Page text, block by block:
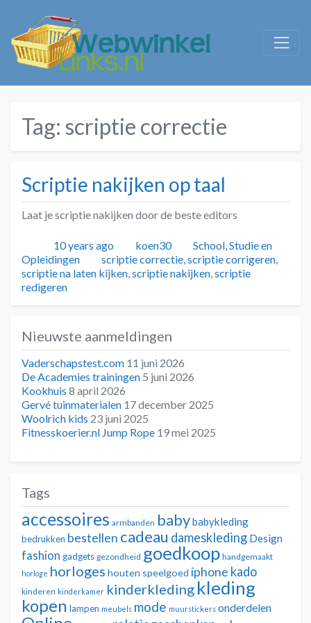
Tag: scriptie correctie
Scriptie nakijken op taal
Laat je scriptie nakijken door de beste editors
Geplaatst
10 years ago Auteur
koen30 Categorieën
School, Studie en
Opleidingen
Tags
scriptie correctie scriptie corrigeren
scriptie na laten kijken scriptie nakijken scriptie
redigeren
Nieuwste aanmeldingen
Vaderschapstest.com 11 juni 2026
De Academies trainingen 5 juni 2026
Kookhuis 8 april 2026
Gervé tuinmaterialen 17 december 2025
Woolrich kids 23 juni 2025
Fitnesskoerier.nl Jump Rope 19 mei 2025
Tags
accessoires armbanden babybabykleding
bedrukken bestellen cadeau dameskleding Design
fashion gadgets gezondheid goedkoop handgemaakt
horloge horloges houten speelgoed iphone kado
kinderen kinderkamer kinderkleding kleding
kopen lampen meubels mode muurstickers onderdelen